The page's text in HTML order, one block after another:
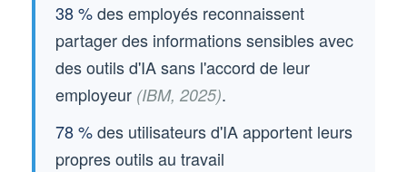
38 %des employés reconnaissent
partager des informations sensibles avec
des outils d'IA sans l'accord de leur
employeur (IBM, 2025).
78 %des utilisateurs d'IA apportent leurs
propres outils au travail